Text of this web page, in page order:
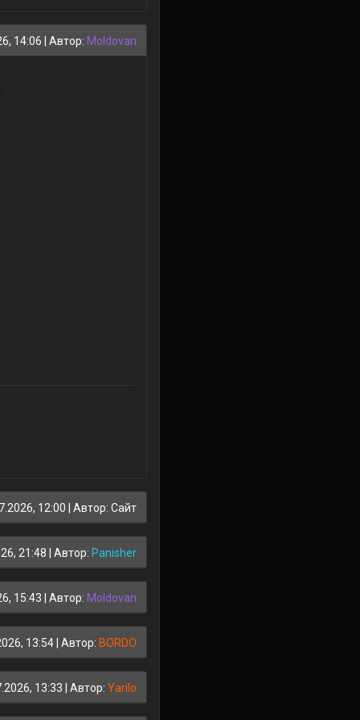
14:06 | Автор: Moldovan
12:00 | Автор: Сайт
21:48 | Автор: Panisher
15:43 | Автор: Moldovan
13:54 | Автор: BORDO
13:33 | Автор: Yarilo